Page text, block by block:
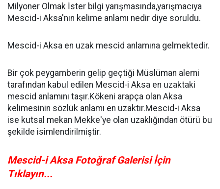
Milyoner Olmak İster bilgi yarışmasında,yarışmacıya
Mescid-i Aksa'nın kelime anlamı nedir diye soruldu.
Mescid-i Aksa en uzak mescid anlamına gelmektedir.
Bir çok peygamberin gelip geçtiği Müslüman alemi
tarafından kabul edilen Mescid-i Aksa en uzaktaki
mescid anlamını taşır.Kökeni arapça olan Aksa
kelimesinin sözlük anlamı en uzaktır.Mescid-i Aksa
ise kutsal mekan Mekke'ye olan uzaklığından ötürü bu
şekilde isimlendirilmiştir.
Mescid-i Aksa Fotoğraf Galerisi İçin
Tıklayın...